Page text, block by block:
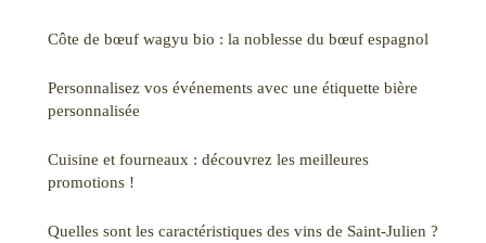
Côte de bœuf wagyu bio : la noblesse du bœuf espagnol
Personnalisez vos événements avec une étiquette bière
personnalisée
Cuisine et fourneaux : découvrez les meilleures
promotions !
Quelles sont les caractéristiques des vins de Saint-Julien ?